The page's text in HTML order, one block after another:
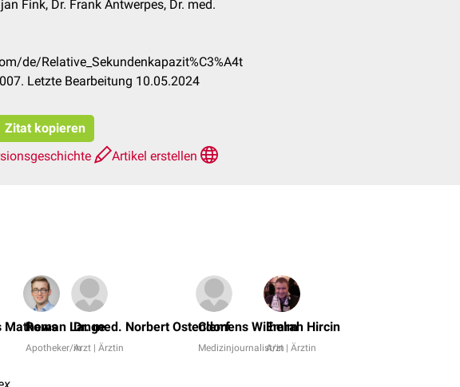
Fink, Dr. Frank Antwerpes, Dr. med.
de/Relative_Sekundenkapazit%C3%A4t
Letzte Bearbeitung 10.05.2024
Zitat kopieren
Artikel erstellen
Mathews
Roman Lange
Apotheker/in
Dr. med. Norbert Ostendorf
Arzt | Ärztin
Clemens Wilhelm
Medizinjournalist/in
Emrah Hircin
Arzt | Ärztin